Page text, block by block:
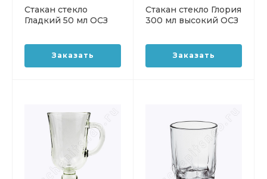
Стакан стекло
Гладкий 50 мл ОСЗ
Заказать
Стакан стекло Глория
300 мл высокий ОСЗ
Заказать